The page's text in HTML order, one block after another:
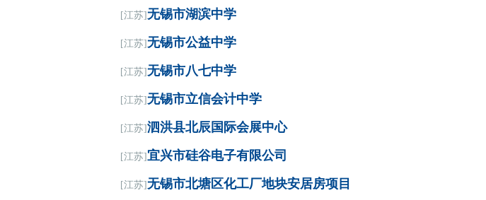
[江苏]无锡市湖滨中学
[江苏]无锡市公益中学
[江苏]无锡市八七中学
[江苏]无锡市立信会计中学
[江苏]泗洪县北辰国际会展中心
[江苏]宜兴市硅谷电子有限公司
[江苏]无锡市北塘区化工厂地块安居房项目